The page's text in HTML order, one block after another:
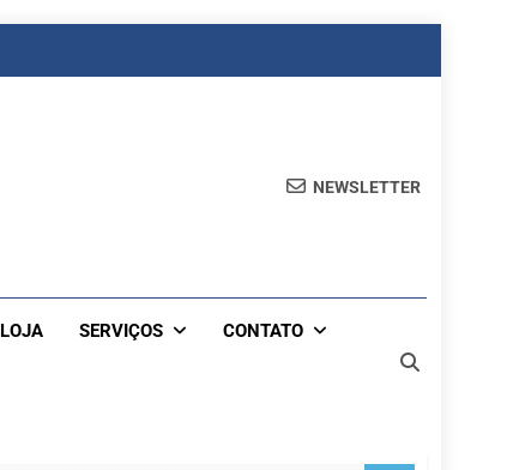
NEWSLETTER
LOJA SERVIÇOS CONTATO